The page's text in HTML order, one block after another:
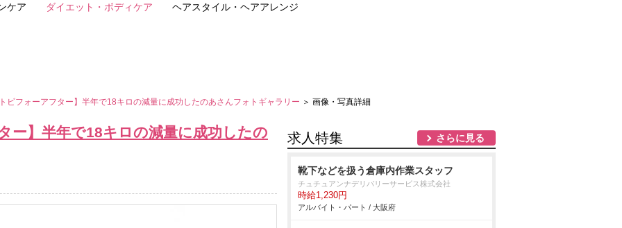
ケア ダイエット・ボディケア ヘアスタイル・ヘアアレンジ
ビフォーアフター】半年で18キロの減量に成功したのあさんフォトギャラリー ＞ 画像・写真詳細
ー】半年で18キロの減量に成功したの 求人特集 さらに見る
靴下などを扱う倉庫内作業スタッフ
チュチュアンナデリバリーサービス株式会社
時給1,230円
アルバイト・パート / 大阪府